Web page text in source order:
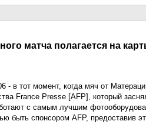
матча полагается на
в тот момент, когда мяч от
France Presse [AFP], который
с самым лучшим
быть спонсором AFP, предоставив